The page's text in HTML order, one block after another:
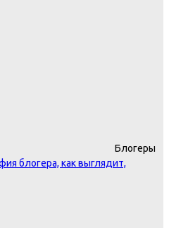
Блогеры
блогера, как выглядит,